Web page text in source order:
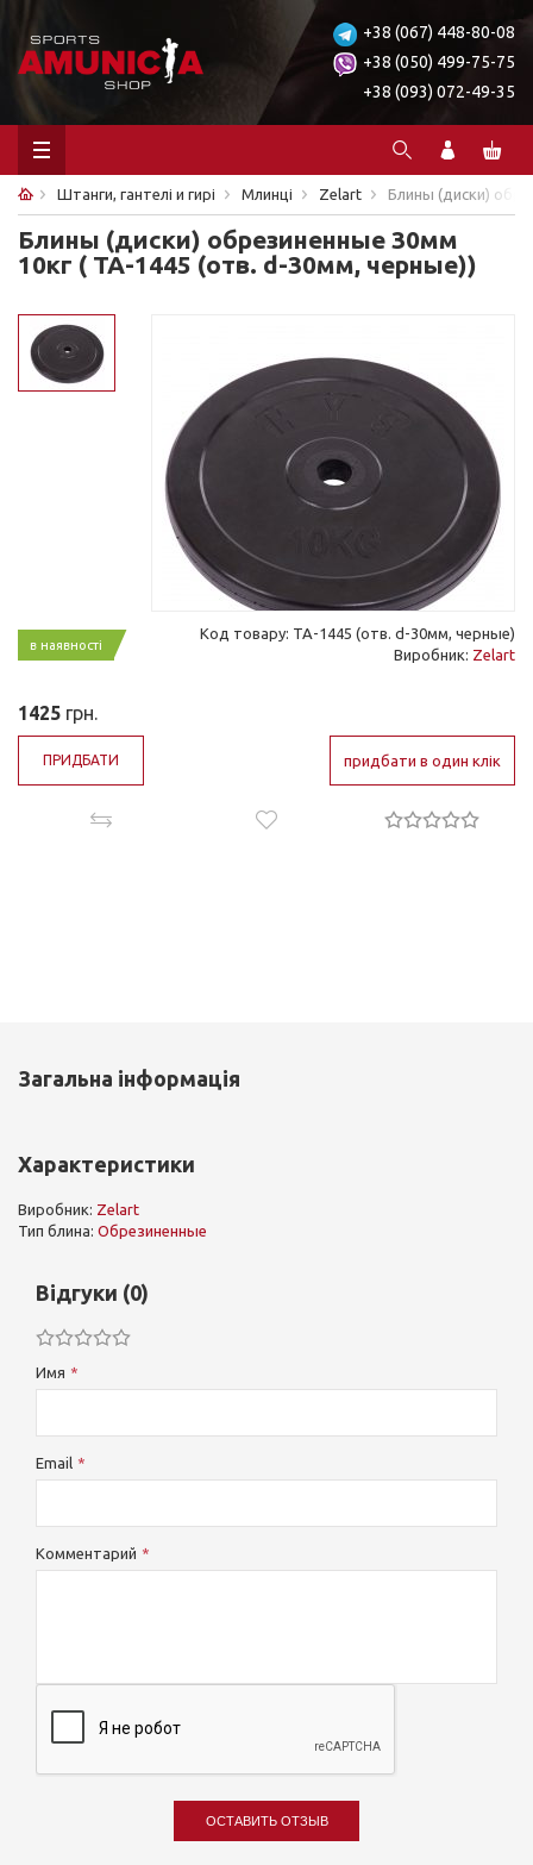
+38 (067) 448-80-08
+38 (050) 499-75-75
+38 (093) 072-49-35
Штанги, гантелі и гирі Млинці Zelart Блины (диски)
Блины (диски) обрезиненные 30мм
10кг ( ТА-1445 (отв. d-30мм, черные))
в наявності
Код товару: ТА-1445 (отв. d-30мм, черные)
Виробник: Zelart
1425 грн.
ПРИДБАТИ придбати в один клік
Загальна інформація
Характеристики
Виробник: Zelart
Тип блина: Обрезиненные
Відгуки (0)
Имя
Email
Комментарий
ОСТАВИТЬ ОТЗЫВ